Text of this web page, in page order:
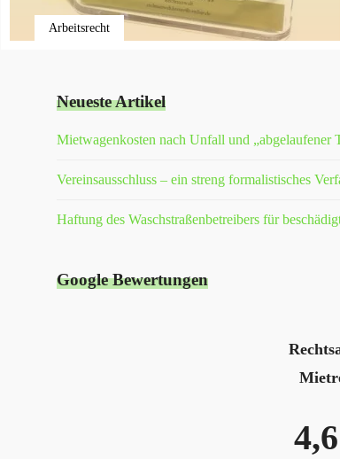
Arbeitsrecht
Neueste Artikel
Mietwagenkosten nach Unfall und „abgelaufener
Vereinsausschluss – ein streng formalistisches
Haftung des Waschstraßenbetreibers für
Google Bewertungen
4,6